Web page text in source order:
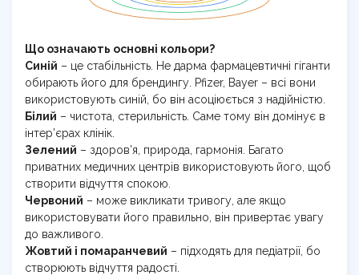
Що означають основні кольори?
Синій – це стабільність. Не дарма фармацевтичні гіганти
обирають його для брендингу. Pfizer, Bayer – всі вони
використовують синій, бо він асоціюється з надійністю.
Білий – чистота, стерильність. Саме тому він домінує в
інтер’єрах клінік.
Зелений – здоров’я, природа, гармонія. Багато
приватних медичних центрів використовують його, щоб
створити відчуття спокою.
Червоний – може викликати тривогу, але якщо
використовувати його правильно, він привертає увагу
до важливого.
Жовтий і помаранчевий – підходять для педіатрії, бо
створюють відчуття радості.